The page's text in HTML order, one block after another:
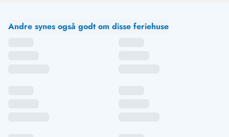
Andre synes også godt om disse feriehuse